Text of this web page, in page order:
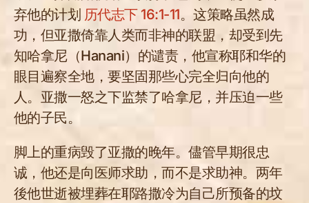
弃他的计划 历代志下 16:1-11。这策略虽然成
功，但亚撒倚靠人类而非神的联盟，却受到先
知哈拿尼（Hanani）的谴责，他宣称耶和华的
眼目遍察全地，要坚固那些心完全归向他的
人。亚撒一怒之下监禁了哈拿尼，并压迫一些
他的子民。
脚上的重病毁了亚撒的晚年。儘管早期很忠
诚，他还是向医师求助，而不是求助神。两年
後他世逝被埋葬在耶路撒冷为自己所预备的坟